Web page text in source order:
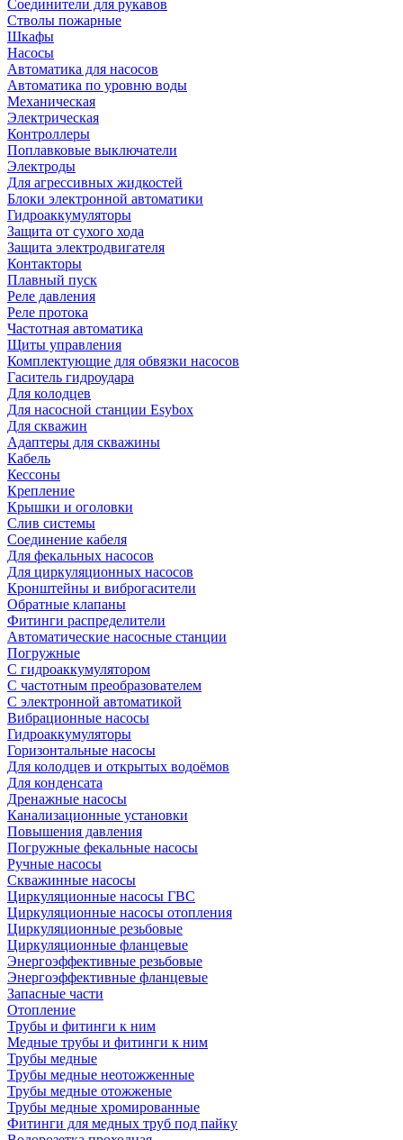
Соединители для рукавов
Стволы пожарные
Шкафы
Насосы
Автоматика для насосов
Автоматика по уровню воды
Механическая
Электрическая
Контроллеры
Поплавковые выключатели
Электроды
Для агрессивных жидкостей
Блоки электронной автоматики
Гидроаккумуляторы
Защита от сухого хода
Защита электродвигателя
Контакторы
Плавный пуск
Реле давления
Реле протока
Частотная автоматика
Щиты управления
Комплектующие для обвязки насосов
Гаситель гидроудара
Для колодцев
Для насосной станции Esybox
Для скважин
Адаптеры для скважины
Кабель
Кессоны
Крепление
Крышки и оголовки
Слив системы
Соединение кабеля
Для фекальных насосов
Для циркуляционных насосов
Кронштейны и виброгасители
Обратные клапаны
Фитинги распределители
Автоматические насосные станции
Погружные
С гидроаккумулятором
С частотным преобразователем
С электронной автоматикой
Вибрационные насосы
Гидроаккумуляторы
Горизонтальные насосы
Для колодцев и открытых водоёмов
Для конденсата
Дренажные насосы
Канализационные установки
Повышения давления
Погружные фекальные насосы
Ручные насосы
Скважинные насосы
Циркуляционные насосы ГВС
Циркуляционные насосы отопления
Циркуляционные резьбовые
Циркуляционные фланцевые
Энергоэффективные резьбовые
Энергоэффективные фланцевые
Запасные части
Отопление
Трубы и фитинги к ним
Медные трубы и фитинги к ним
Трубы медные
Трубы медные неотожженные
Трубы медные отожженые
Трубы медные хромированные
Фитинги для медных труб под пайку